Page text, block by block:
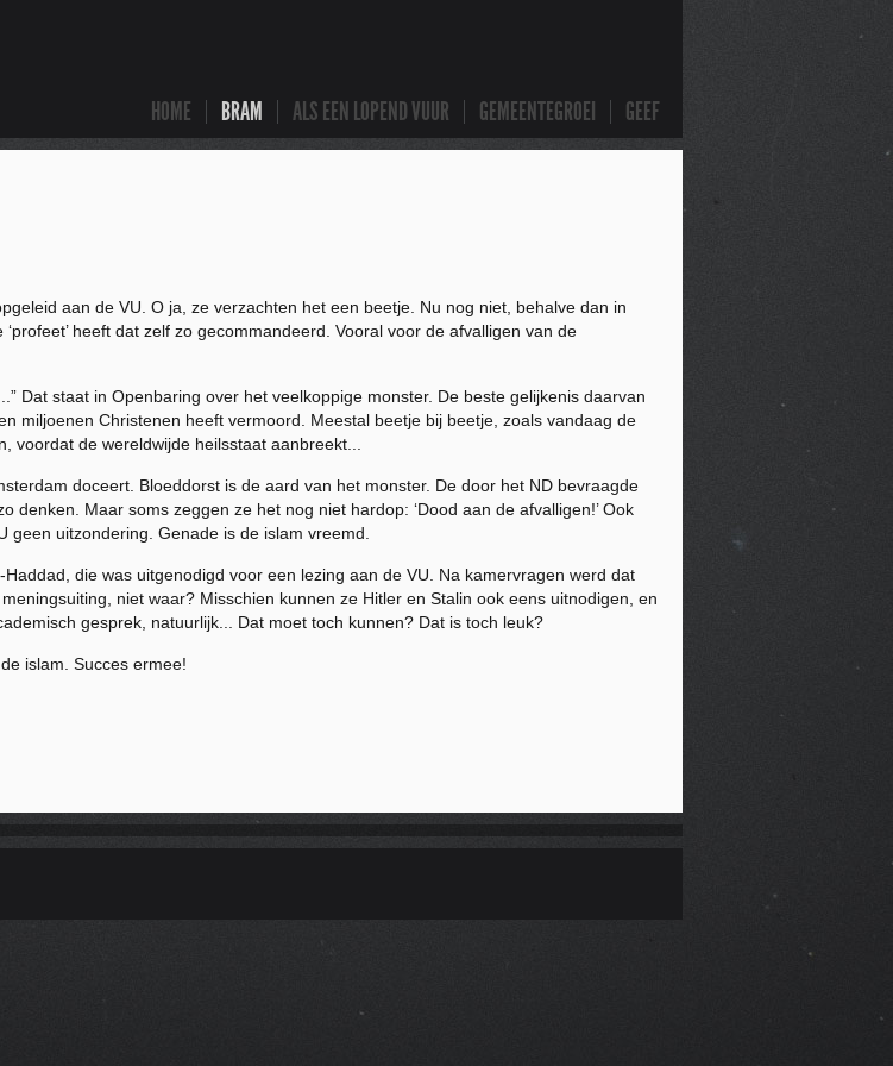
HOME BRAM ALS EEN LOPEND VUUR GEMEENTEGROEI GEEF
aan de VU. O ja, ze verzachten het een beetje. Nu nog niet, behalve dan in
heeft dat zelf zo gecommandeerd. Vooral voor de afvalligen van de
Dat staat in Openbaring over het veelkoppige monster. De beste gelijkenis daarvan
miljoenen Christenen heeft vermoord. Meestal beetje bij beetje, zoals vandaag de
de wereldwijde heilsstaat aanbreekt...
doceert. Bloeddorst is de aard van het monster. De door het ND bevraagde
Maar soms zeggen ze het nog niet hardop: ‘Dood aan de afvalligen!’ Ook
geen uitzondering. Genade is de islam vreemd.
die was uitgenodigd voor een lezing aan de VU. Na kamervragen werd dat
niet waar? Misschien kunnen ze Hitler en Stalin ook eens uitnodigen, en
gesprek, natuurlijk... Dat moet toch kunnen? Dat is toch leuk?
islam. Succes ermee!